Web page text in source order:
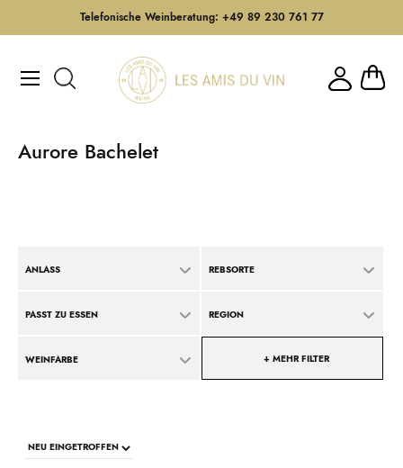
Telefonische Weinberatung: +49 89 230 761 77
Inhalt
Mein
Aurore Bachelet
ANLASS REBSORTE
PASST ZU ESSEN REGION
WEINFARBE + MEHR FILTER